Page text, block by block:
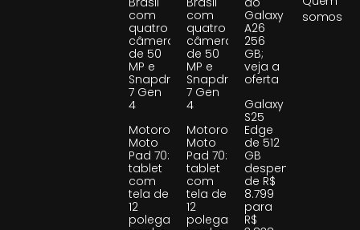
com
quatro
câmeras
de 50
MP e
Snapdragon
7 Gen
4
Motorola
Moto
Pad 70:
tablet
com
tela de
12
polegadas
com
quatro
câmeras
de 50
MP e
Snapdragon
7 Gen
4
Motorola
Moto
Pad 70:
tablet
com
tela de
12
polegadas
Galaxy
A26
256
GB;
veja a
oferta
Galaxy
S25
Edge
de 512
GB
despenca
de R$
8.799
para
R$
somos